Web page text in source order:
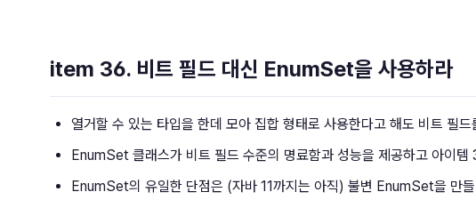
item 36. 비트 필드 대신 EnumSet을 사용하라
열거할 수 있는 타입을 한데 모아 집합 형태로 사용한다고 해도 비트 필
EnumSet 클래스가 비트 필드 수준의 명료함과 성능을 제공하고 아이
EnumSet의 유일한 단점은 (자바 11까지는 아직) 불변 EnumSet을 만